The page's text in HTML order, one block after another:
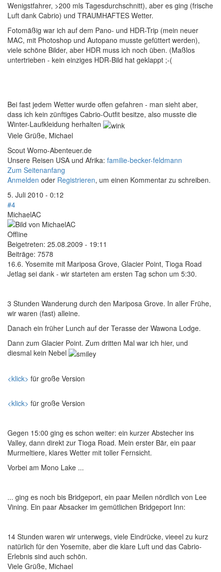
Wenigstfahrer, >200 mls Tagesdurchschnitt), aber es ging (frische
Luft dank Cabrio) und TRAUMHAFTES Wetter.
Fotomäßig war ich auf dem Pano- und HDR-Trip (mein neuer
MAC, mit Photoshop und Autopano musste gefüttert werden),
viele schöne Bilder, aber HDR muss ich noch üben. (Maßlos
untertrieben - kein einziges HDR-Bild hat geklappt ;-(
Bei fast jedem Wetter wurde offen gefahren - man sieht aber,
dass ich kein zünftiges Cabrio-Outfit besitze, also musste die
Winter-Laufkleidung herhalten
Viele Grüße, Michael
Scout Womo-Abenteuer.de
Unsere Reisen USA und Afrika: familie-becker-feldmann
Zum Seitenanfang
Anmelden oder Registrieren, um einen Kommentar zu schreiben.
5. Juli 2010 - 0:12
#4
MichaelAC
Offline
Beigetreten: 25.08.2009 - 19:11
Beiträge: 7578
16.6. Yosemite mit Mariposa Grove, Glacier Point, Tioga Road
Jetlag sei dank - wir starteten am ersten Tag schon um 5:30.
3 Stunden Wanderung durch den Mariposa Grove. In aller Frühe,
wir waren (fast) alleine.
Danach ein früher Lunch auf der Terasse der Wawona Lodge.
Dann zum Glacier Point. Zum dritten Mal war ich hier, und
diesmal kein Nebel
<klick> für große Version
<klick> für große Version
Gegen 15:00 ging es schon weiter: ein kurzer Abstecher ins
Valley, dann direkt zur Tioga Road. Mein erster Bär, ein paar
Murmeltiere, klares Wetter mit toller Fernsicht.
Vorbei am Mono Lake ...
... ging es noch bis Bridgeport, ein paar Meilen nördlich von Lee
Vining. Ein paar Absacker im gemütlichen Bridgeport Inn:
14 Stunden waren wir unterwegs, viele Eindrücke, vieeel zu kurz
natürlich für den Yosemite, aber die klare Luft und das Cabrio-
Erlebnis sind auch schön.
Viele Grüße, Michael